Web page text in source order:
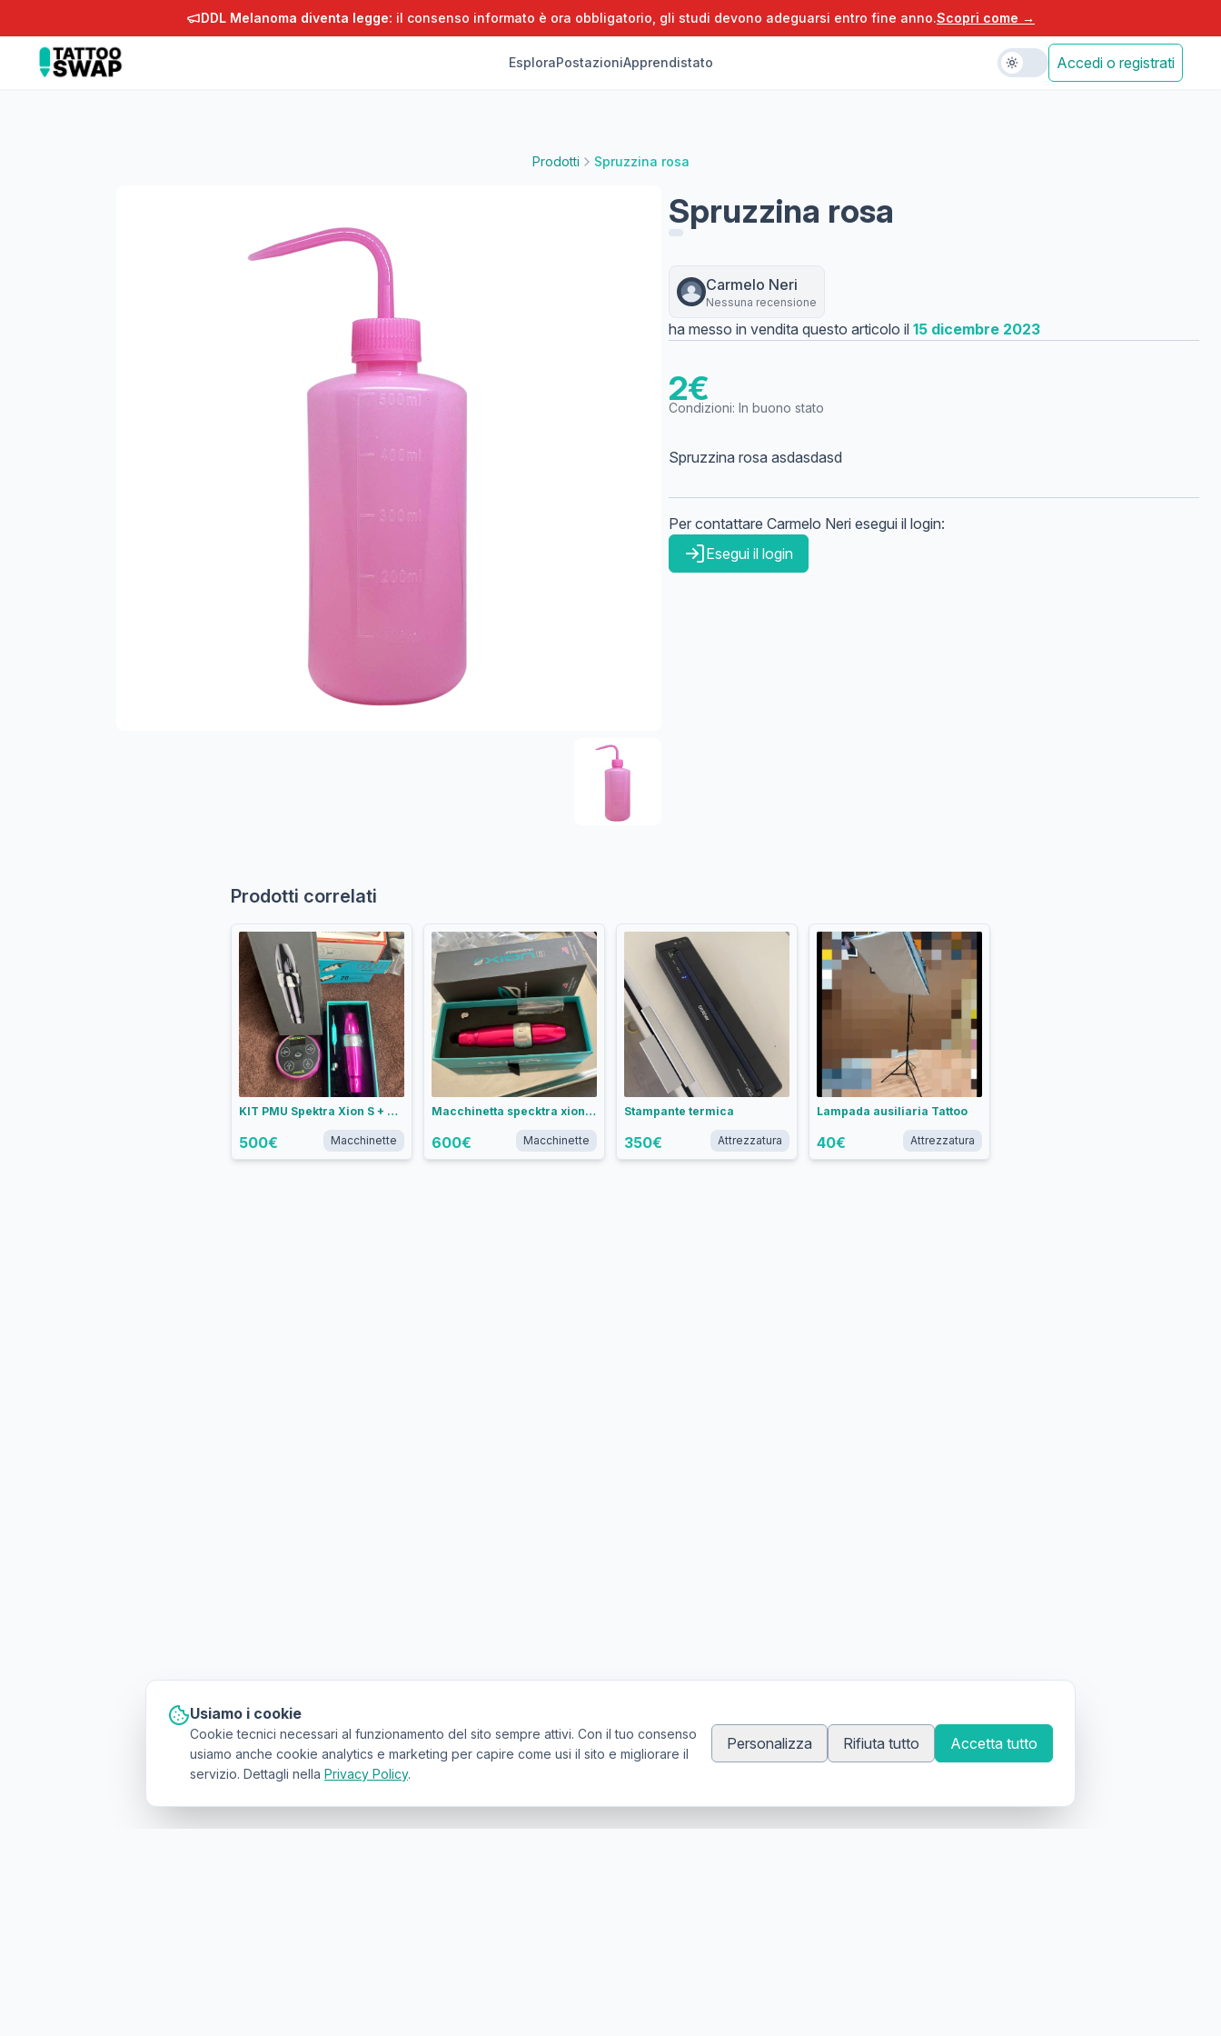
DDL Melanoma diventa legge: il consenso informato è ora obbligatorio, gli studi devono adeguarsi entro fine anno.Scopri come →
EsploraPostazioniApprendistato Accedi o registrati
Prodotti Spruzzina rosa
Spruzzina rosa
Carmelo Neri
Nessuna recensione
ha messo in vendita questo articolo il 15 dicembre 2023
2€
Condizioni: In buono stato
Spruzzina rosa asdasdasd
Per contattare Carmelo Neri esegui il login:
Esegui il login
Prodotti correlati
KIT PMU Spektra Xion S + Critical AtomX Rosa
500€ Macchinette
Macchinetta specktra xion s rosa
600€ Macchinette
Stampante termica
350€ Attrezzatura
Lampada ausiliaria Tattoo
40€ Attrezzatura
Usiamo i cookie
Cookie tecnici necessari al funzionamento del sito sempre attivi. Con il tuo consenso
usiamo anche cookie analytics e marketing per capire come usi il sito e migliorare il
servizio. Dettagli nella Privacy Policy.
Personalizza Rifiuta tutto Accetta tutto